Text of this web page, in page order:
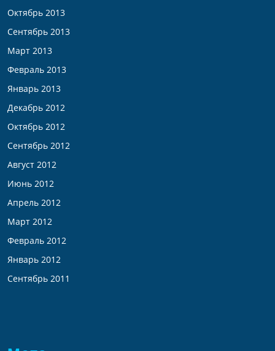
Октябрь 2013
Сентябрь 2013
Март 2013
Февраль 2013
Январь 2013
Декабрь 2012
Октябрь 2012
Сентябрь 2012
Август 2012
Июнь 2012
Апрель 2012
Март 2012
Февраль 2012
Январь 2012
Сентябрь 2011